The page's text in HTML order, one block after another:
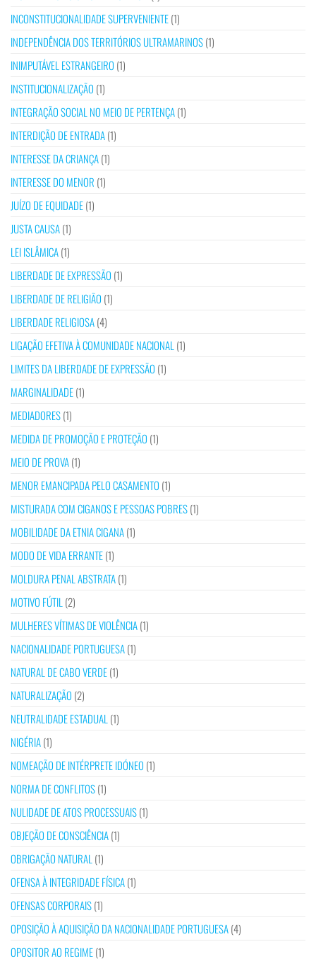
INCONSTITUCIONALIDADE SUPERVENIENTE(1)
INDEPENDÊNCIA DOS TERRITÓRIOS ULTRAMARINOS(1)
INIMPUTÁVEL ESTRANGEIRO (1)
INSTITUCIONALIZAÇÃO (1)
INTEGRAÇÃO SOCIAL NO MEIO DE PERTENÇA(1)
INTERDIÇÃO DE ENTRADA(1)
INTERESSE DA CRIANÇA(1)
INTERESSE DO MENOR (1)
JUÍZO DE EQUIDADE(1)
JUSTA CAUSA(1)
LEI ISLÂMICA(1)
LIBERDADE DE EXPRESSÃO (1)
LIBERDADE DE RELIGIÃO (1)
LIBERDADE RELIGIOSA(4)
LIGAÇÃO EFETIVA À COMUNIDADE NACIONAL (1)
LIMITES DA LIBERDADE DE EXPRESSÃO (1)
MARGINALIDADE(1)
MEDIADORES(1)
MEDIDA DE PROMOÇÃO E PROTEÇÃO (1)
MEIO DE PROVA(1)
MENOR EMANCIPADA PELO CASAMENTO (1)
MISTURADA COM CIGANOS E PESSOAS POBRES(1)
MOBILIDADE DA ETNIA CIGANA(1)
MODO DE VIDA ERRANTE(1)
MOLDURA PENAL ABSTRATA(1)
MOTIVO FÚTIL (2)
MULHERES VÍTIMAS DE VIOLÊNCIA(1)
NACIONALIDADE PORTUGUESA(1)
NATURAL DE CABO VERDE(1)
NATURALIZAÇÃO (2)
NEUTRALIDADE ESTADUAL (1)
NIGÉRIA(1)
NOMEAÇÃO DE INTÉRPRETE IDÓNEO (1)
NORMA DE CONFLITOS(1)
NULIDADE DE ATOS PROCESSUAIS(1)
OBJEÇÃO DE CONSCIÊNCIA(1)
OBRIGAÇÃO NATURAL (1)
OFENSA À INTEGRIDADE FÍSICA(1)
OFENSAS CORPORAIS(1)
OPOSIÇÃO À AQUISIÇÃO DA NACIONALIDADE PORTUGUESA(4)
OPOSITOR AO REGIME(1)